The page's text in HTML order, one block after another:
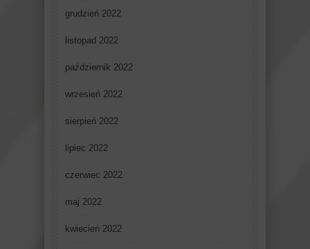
grudzień 2022
listopad 2022
październik 2022
wrzesień 2022
sierpień 2022
lipiec 2022
czerwiec 2022
maj 2022
kwiecień 2022